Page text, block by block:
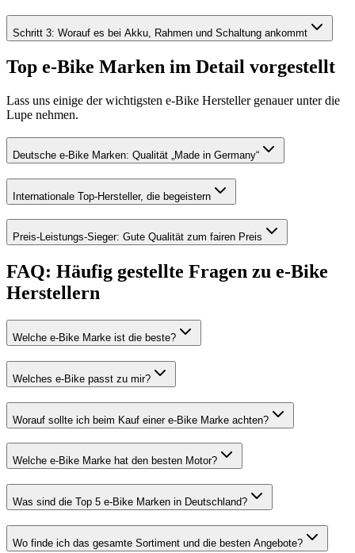
Schritt 3: Worauf es bei Akku, Rahmen und Schaltung ankommt
Top e-Bike Marken im Detail vorgestellt
Lass uns einige der wichtigsten e-Bike Hersteller genauer unter die
Lupe nehmen.
Deutsche e-Bike Marken: Qualität „Made in Germany“
Internationale Top-Hersteller, die begeistern
Preis-Leistungs-Sieger: Gute Qualität zum fairen Preis
FAQ: Häufig gestellte Fragen zu e-Bike
Herstellern
Welche e-Bike Marke ist die beste?
Welches e-Bike passt zu mir?
Worauf sollte ich beim Kauf einer e-Bike Marke achten?
Welche e-Bike Marke hat den besten Motor?
Was sind die Top 5 e-Bike Marken in Deutschland?
Wo finde ich das gesamte Sortiment und die besten Angebote?